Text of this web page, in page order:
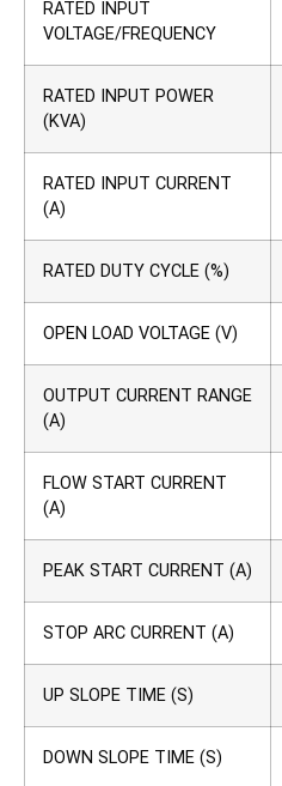
RATED INPUT
VOLTAGE/FREQUENCY
RATED INPUT POWER
(KVA)
RATED INPUT CURRENT
(A)
RATED DUTY CYCLE (%)
OPEN LOAD VOLTAGE (V)
OUTPUT CURRENT RANGE
(A)
FLOW START CURRENT
(A)
PEAK START CURRENT (A)
STOP ARC CURRENT (A)
UP SLOPE TIME (S)
DOWN SLOPE TIME (S)